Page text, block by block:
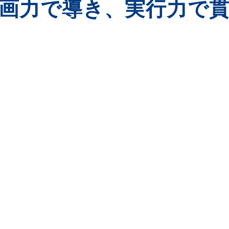
力で導き、 実行力で